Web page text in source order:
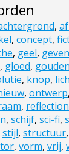
,
, concept,
, geel, geven
, gloed, gouden
, knop,
, ontwerp,
, reflection
, schijf, sci-fi,
stijl, structuur,
, vorm, vrij,